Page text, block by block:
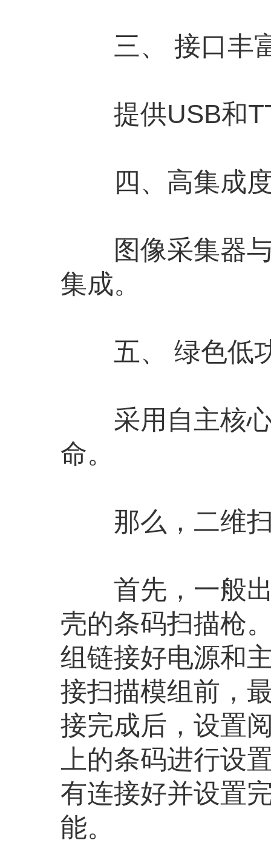
三、 接口丰
提供USB和
四、高集成
图像采集器与
集成。
五、 绿色低
采用自主核心
命。
那么，二维扫
首先，一般出
壳的条码扫描枪
组链接好电源和
接扫描模组前，
接完成后，设置
上的条码进行设
有连接好并设置
能。